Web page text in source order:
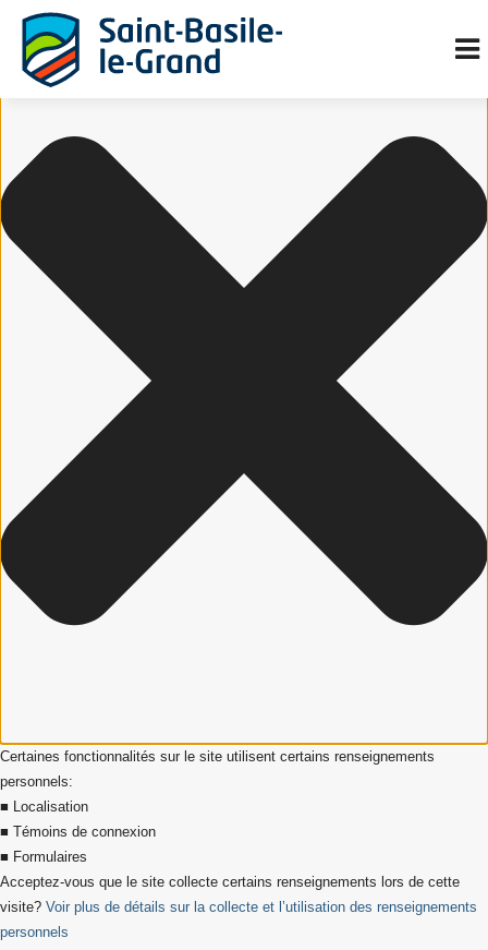
Gérer le consentement aux cookies
Certaines fonctionnalités sur le site utilisent certains renseignements
personnels:
■ Localisation
■ Témoins de connexion
■ Formulaires
Acceptez-vous que le site collecte certains renseignements lors de cette
visite? Voir plus de détails sur la collecte et l’utilisation des renseignements
personnels